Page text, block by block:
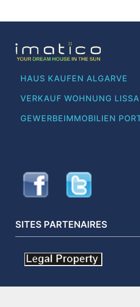
HAUS KAUFEN ALGARVE
VERKAUF WOHNUNG
GEWERBEIMMOBILIEN
SITES PARTENAIRES